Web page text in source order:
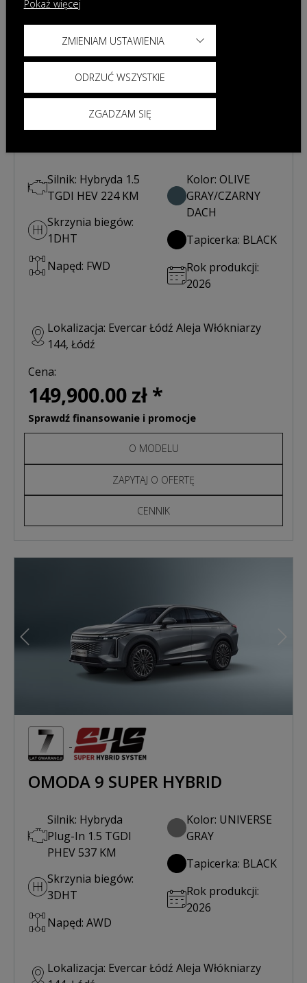
Poprzedni
Silnik: Hybryda 1.5
TGDI HEV 224 KM
Skrzynia biegów:
1DHT
Napęd: FWD
Kolor: OLIVE
GRAY/CZARNY
DACH
Tapicerka: BLACK
Rok produkcji:
2026
Lokalizacja: Evercar Łódź Aleja Włókniarzy
144, Łódź
Cena:
149,900.00 zł *
Sprawdź finansowanie i promocje
O MODELU
ZAPYTAJ O OFERTĘ
CENNIK
Poprzedni
OMODA 9 SUPER HYBRID
Silnik: Hybryda
Plug-In 1.5 TGDI
PHEV 537 KM
Skrzynia biegów:
3DHT
Napęd: AWD
Kolor: UNIVERSE
GRAY
Tapicerka: BLACK
Rok produkcji:
2026
Lokalizacja: Evercar Łódź Aleja Włókniarzy
Pokaż więcej
ZMIENIAM USTAWIENIA
ODRZUĆ WSZYSTKIE
ZGADZAM SIĘ